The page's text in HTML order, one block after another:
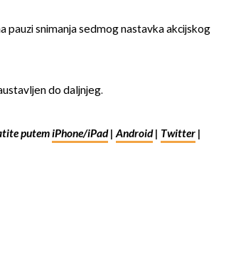
pauzi snimanja sedmog nastavka akcijskog
do daljnjeg.
putemiPhone/iPad|Android| Twitter|